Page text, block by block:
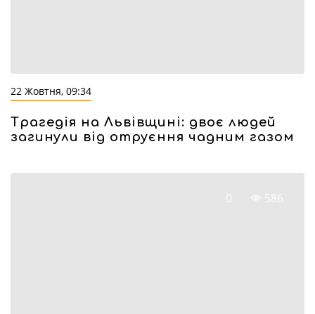
22 Жовтня, 09:34
Трагедія на Львівщині: двоє людей
загинули від отруєння чадним газом
0 586